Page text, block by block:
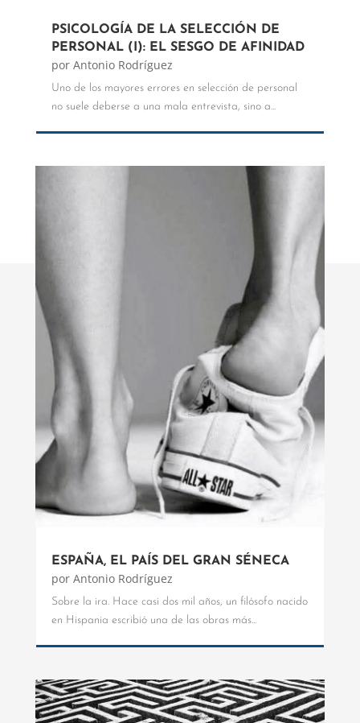
PSICOLOGÍA DE LA SELECCIÓN DE
PERSONAL (I): EL SESGO DE AFINIDAD
por Antonio Rodríguez
Uno de los mayores errores en selección de personal
no suele deberse a una mala entrevista, sino a...
ESPAÑA, EL PAÍS DEL GRAN SÉNECA
por Antonio Rodríguez
Sobre la ira. Hace casi dos mil años, un filósofo nacido
en Hispania escribió una de las obras más...